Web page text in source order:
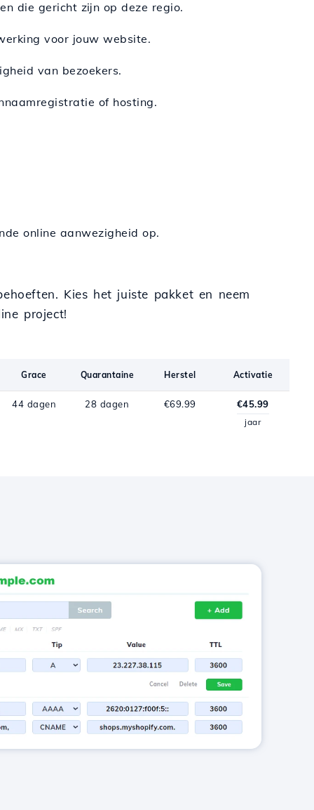
die gericht zijn op deze regio.
voor jouw website.
van bezoekers.
of hosting.
online aanwezigheid op.
Kies het juiste pakket en neem
project!
Grace Quarantaine Herstel Activatie
44 dagen 28 dagen €69.99 €45.99
jaar